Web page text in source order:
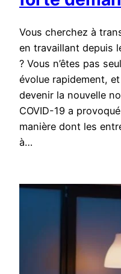
Vous cherchez à
en travaillant depuis
? Vous n’êtes pas
évolue rapidement,
devenir la nouvelle
COVID-19 a
manière dont les
à…